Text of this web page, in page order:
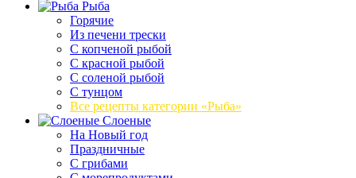
Рыба
Горячие
Из печени трески
С копченой рыбой
С красной рыбой
С соленой рыбой
С тунцом
Все рецепты категории «Рыба»
Слоеные
На Новый год
Праздничные
С грибами